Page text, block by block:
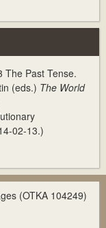
The Past Tense.
(eds.) The World
02-13.)
(OTKA 104249)